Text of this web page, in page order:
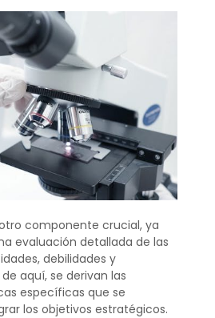
otro componente crucial, ya
evaluación detallada de las
debilidades y
aquí, se derivan las
específicas que se
los objetivos estratégicos.